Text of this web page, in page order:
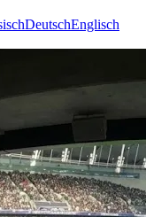
DeutschEnglisch